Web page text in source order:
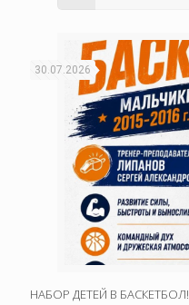
30.07.2026
НАБОР ДЕТЕЙ В БАСКЕТБОЛ!